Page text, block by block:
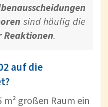
sind häufig die
Reaktionen.
auf die
m² großen Raum ein